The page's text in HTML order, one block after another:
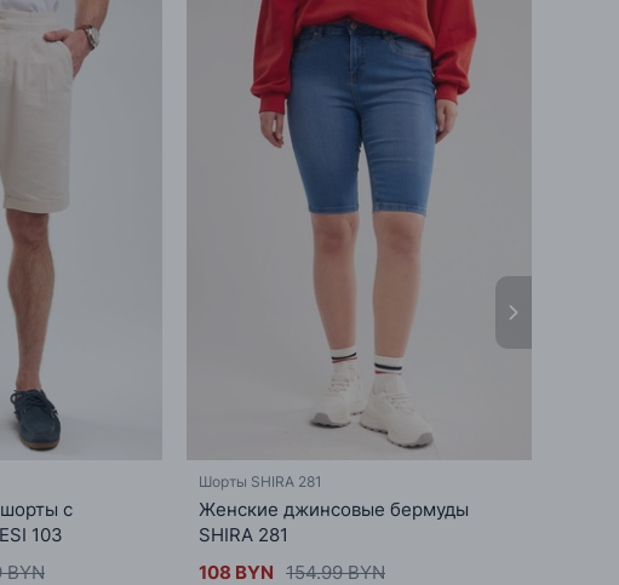
с
103
BYN
Шорты SHIRA 281
Женские джинсовые бермуды
SHIRA 281
108 BYN 154.99 BYN